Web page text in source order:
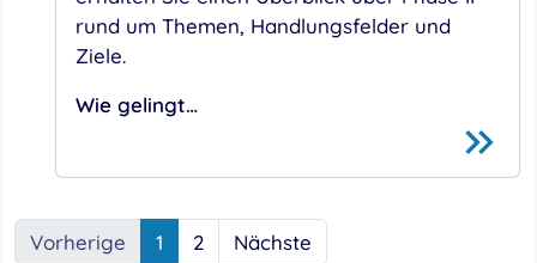
rund um Themen, Handlungsfelder und
Ziele.
Wie gelingt…
Vorherige
1 2 Nächste